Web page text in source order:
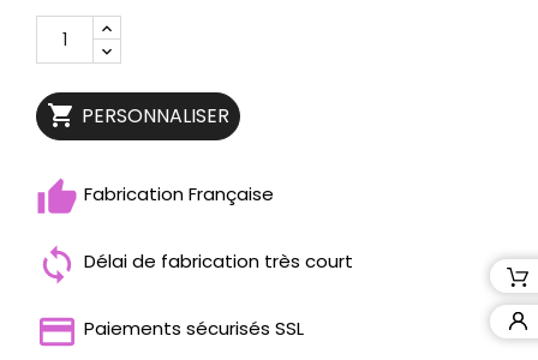
 PERSONNALISER
Fabrication Française
Délai de fabrication très court
Paiements sécurisés SSL